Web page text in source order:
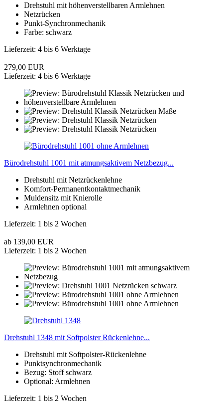
Drehstuhl mit höhenverstellbaren Armlehnen
Netzrücken
Punkt-Synchronmechanik
Farbe: schwarz
Lieferzeit: 4 bis 6 Werktage
279,00 EUR
Lieferzeit: 4 bis 6 Werktage
Bürodrehstuhl 1001 mit atmungsaktivem Netzbezug...
Drehstuhl mit Netzrückenlehne
Komfort-Permanentkontaktmechanik
Muldensitz mit Knierolle
Armlehnen optional
Lieferzeit: 1 bis 2 Wochen
ab 139,00 EUR
Lieferzeit: 1 bis 2 Wochen
Drehstuhl 1348 mit Softpolster Rückenlehne...
Drehstuhl mit Softpolster-Rückenlehne
Punktsynchronmechanik
Bezug: Stoff schwarz
Optional: Armlehnen
Lieferzeit: 1 bis 2 Wochen